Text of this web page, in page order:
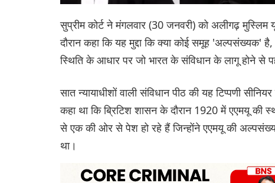
सुप्रीम कोर्ट ने मंगलवार (30 जनवरी) को अलीगढ़
दौरान कहा कि यह मुद्दा कि क्या कोई समूह 'अल्पसंख्यक'
स्थिति के आधार पर जो भारत के संविधान के लागू होने से
सात न्यायाधीशों वाली संविधान पीठ की यह टिप्पणी
कहा था कि ब्रिटिश शासन के दौरान 1920 में एएमयू की
से एक की ओर से पेश हो रहे हैं जिन्होंने एएमयू की अल्पसंख्यक
था।